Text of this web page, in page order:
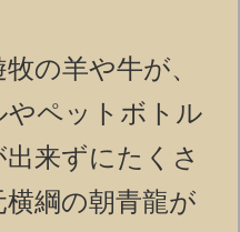
の羊や牛が、
ペットボトル
来ずにたくさ
綱の朝青龍が